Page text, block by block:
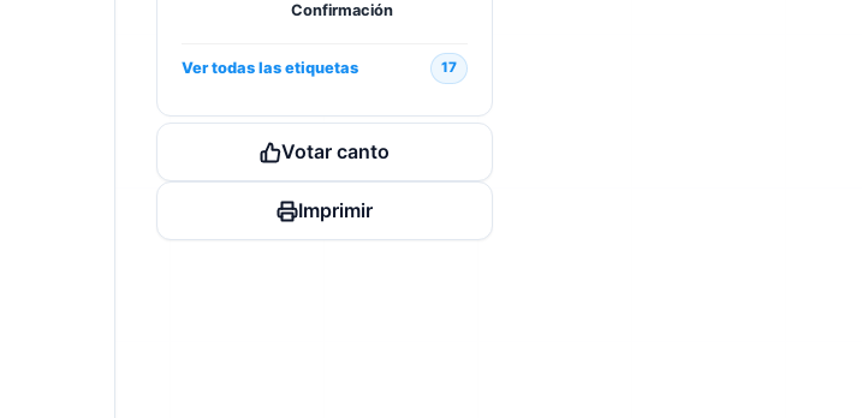
Confirmación
Ver todas las etiquetas 17
Votar canto
Imprimir